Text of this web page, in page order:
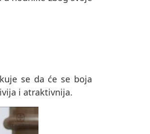
se da će se boja
i atraktivnija.